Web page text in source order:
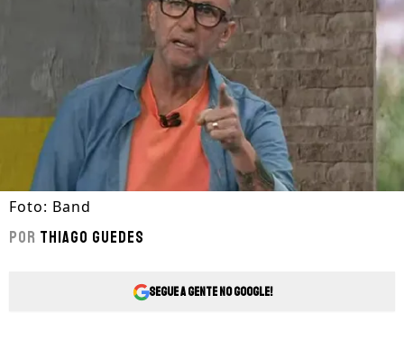
Foto: Band
Por Thiago Guedes
Segue a gente no Google!